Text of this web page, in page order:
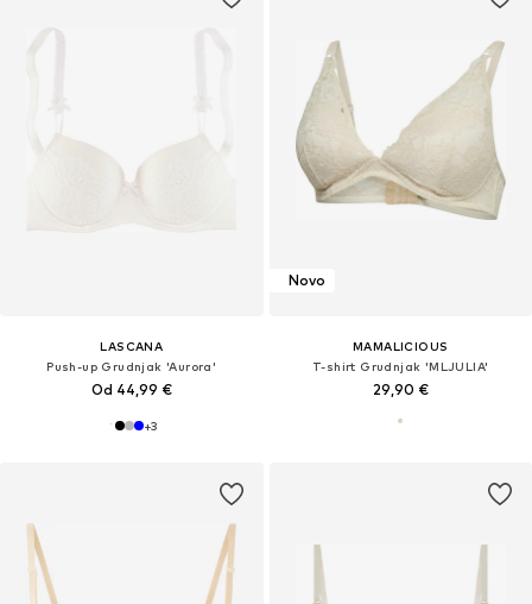
LASCANA
Push-up Grudnjak 'Aurora'
Od 44,99 €
+3
Novo
MAMALICIOUS
T-shirt Grudnjak 'MLJULIA'
29,90 €